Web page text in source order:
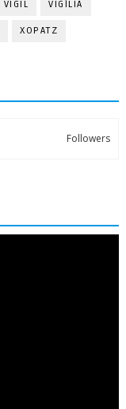
VIGIL VIGÍLIA
XOPATZ
Followers